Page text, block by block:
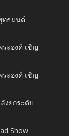
ทธมนต์
ะองค์ เชิญ
ะองค์ เชิญ
งยกระดับ
Show